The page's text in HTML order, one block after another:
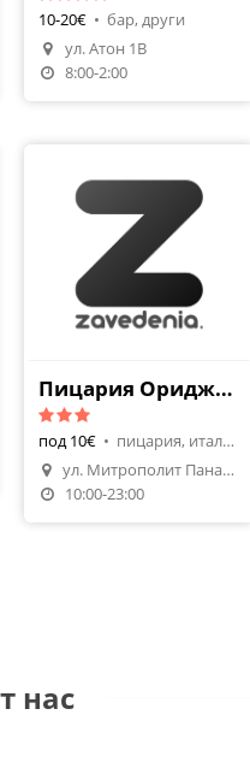
10-20€ • бар, други
ул. Атон 1В
8:00-2:00
Пицария Ориджинале
под 10€ •
пицария, италианска
ул. Митрополит Панарет 25
10:00-23:00
нас